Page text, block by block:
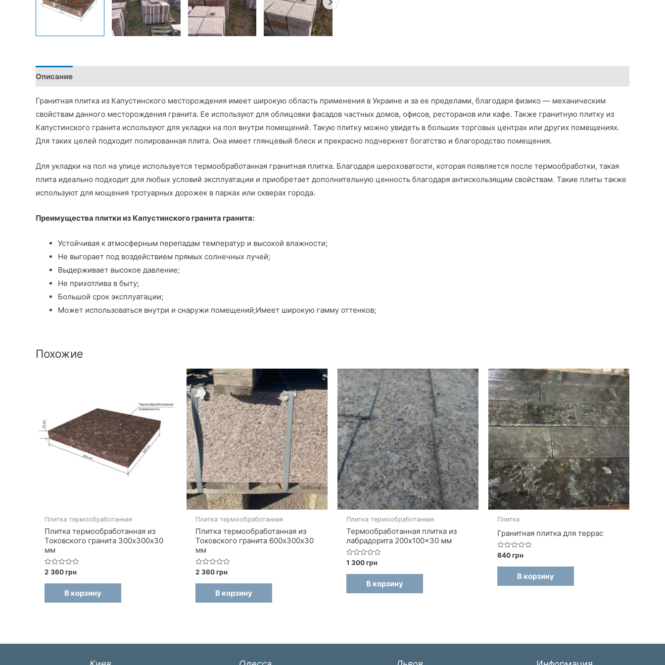
Описание
Гранитная плитка из Капустинского месторождения имеет широкую область применения в Украине и за ее пределами, благодаря физико — механическим
свойствам данного месторождения гранита. Ее используют для облицовки фасадов частных домов, офисов, ресторанов или кафе. Также гранитную плитку из
Капустинского гранита используют для укладки на пол внутри помещений. Такую плитку можно увидеть в больших торговых центрах или других помещениях.
Для таких целей подходит полированная плита. Она имеет глянцевый блеск и прекрасно подчеркнет богатство и благородство помещения.
Для укладки на пол на улице используется термообработанная гранитная плитка. Благодаря шероховатости, которая появляется после термообработки, такая
плита идеально подходит для любых условий эксплуатации и приобретает дополнительную ценность благодаря антискользящим свойствам. Такие плиты также
используют для мощения тротуарных дорожек в парках или скверах города.
Преимущества плитки из Капустинского гранита гранита:
Устойчивая к атмосферным перепадам температур и высокой влажности;
Не выгорает под воздействием прямых солнечных лучей;
Выдерживает высокое давление;
Не прихотлива в быту;
Большой срок эксплуатации;
Может использоваться внутри и снаружи помещений;Имеет широкую гамму оттенков;
Похожие
Плитка термообработанная
Плитка термообработанная из
Токовского гранита 300х300х30
мм
Оценка
0
из
2 360грн
В корзину
Плитка термообработанная
Плитка термообработанная из
Токовского гранита 600х300х30
мм
Оценка
0
из
2 360грн
В корзину
Плитка термообработанная
Термообработанная плитка из
лабрадорита 200x100x30 мм
Оценка
0
из
1 300грн
В корзину
Плитка
Гранитная плитка для террас
Оценка
0
из
840грн
В корзину